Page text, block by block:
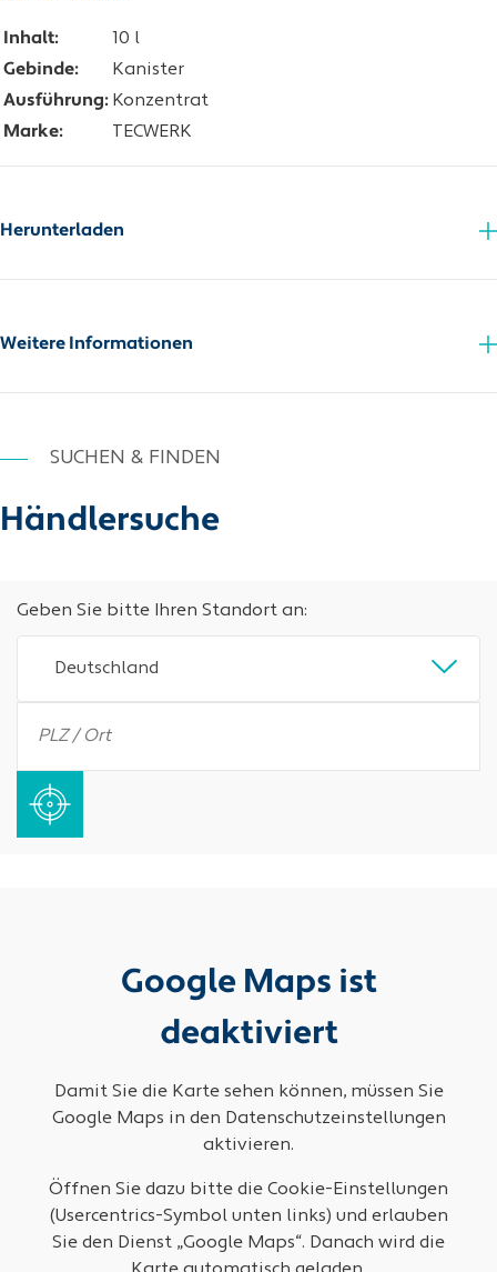
Inhalt:
10 l
Gebinde:
Kanister
Ausführung: Konzentrat
Marke:
TECWERK
Herunterladen
Sicherheitsdatenblatt Sicherheitsdatenblatt
Weitere Informationen
SUCHEN & FINDEN
Händlersuche
Geben Sie bitte Ihren Standort an:
Deutschland
Google Maps ist
deaktiviert
Damit Sie die Karte sehen können, müssen Sie
Google Maps in den Datenschutzeinstellungen
aktivieren.
Öffnen Sie dazu bitte die Cookie-Einstellungen
(Usercentrics-Symbol unten links) und erlauben
Sie den Dienst „Google Maps“. Danach wird die